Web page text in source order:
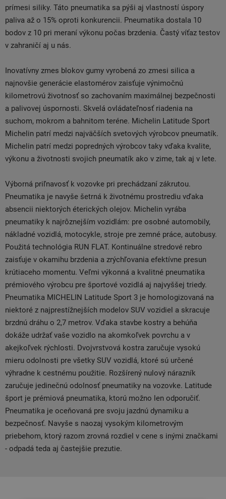
prímesi siliky. Táto pneumatika sa pýši aj vlastností úspory
paliva až o 15% oproti konkurencii. Pneumatika dostala 10
bodov z 10 pri meraní výkonu počas brzdenia. Častý víťaz testov
v zahraničí aj u nás.
Inovatívny zmes blokov gumy vyrobená zo zmesi silica a
najnovšie generácie elastomérov zaisťuje výnimočnú
kilometrovú životnosť so zachovaním maximálnej bezpečnosti
a palivovej úspornosti. Skvelá ovládateľnosť riadenia na
suchom, mokrom a bahnitom teréne. Michelin Latitude Sport
Michelin patrí medzi najväčších svetových výrobcov pneumatík.
Michelin patrí medzi popredných výrobcov taky vďaka kvalite,
výkonu a životnosti svojich pneumatík ako v zime, tak aj v lete.
Výborná priľnavosť k vozovke pri prechádzaní zákrutou.
Pneumatika je navyše šetrná k životnému prostrediu vďaka
absencii niektorých éterických olejov. Michelin vyrába
pneumatiky k najrôznejším vozidlám: pre osobné automobily,
nákladné vozidlá, motocykle, stroje pre zemné práce, autobusy.
Použitá technológia RUN FLAT. Kontinuálne stredové rebro
zaisťuje v okamihu brzdenia a zrýchľovania efektívne presun
krútiaceho momentu. Veľmi výkonná a kvalitné pneumatika
prémiového výrobcu pre športové vozidlá aj najvyššej triedy.
Pneumatika MICHELIN Latitude Sport 3 je homologizovaná na
niektoré z najprestížnejších modelov SUV vozidiel a skracuje
brzdnú dráhu o 2,7 metrov. Vďaka stavbe kostry a behúňa
dokáže udržať vaše vozidlo na akomkoľvek povrchu a v
akejkoľvek rýchlosti. Dvojvrstvová kostra zaručuje vysokú
mieru odolnosti pre všetky SUV vozidlá, ktoré sú určené
výhradne k cestnému použitie. Rozšírený nulový nárazník
zaručuje jedinečnú odolnosť pneumatiky na vozovke. Latitude
šport je prémiová pneumatika, ktorú možno len odporučiť.
Pneumatika je oceňovaná pre svoju jazdnú dynamiku a
bezpečnosť. Navyše s naozaj vysokým kilometrovým
priebehom, ktorý razom zrovná rozdiel v cene s inými značkami
- odpadá teda aj častejšie prezutie.